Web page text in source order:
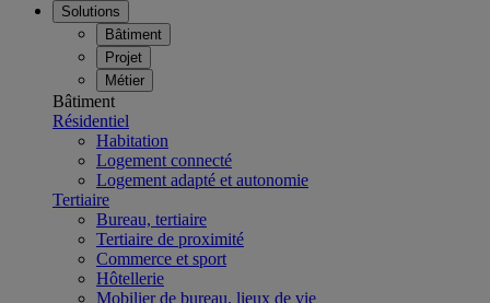
Solutions
Bâtiment
Projet
Métier
Bâtiment
Résidentiel
Habitation
Logement connecté
Logement adapté et autonomie
Tertiaire
Bureau, tertiaire
Tertiaire de proximité
Commerce et sport
Hôtellerie
Mobilier de bureau, lieux de vie